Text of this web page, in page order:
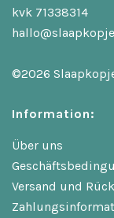
kvk 71338314
©2026
Information:
Über uns
Versand und